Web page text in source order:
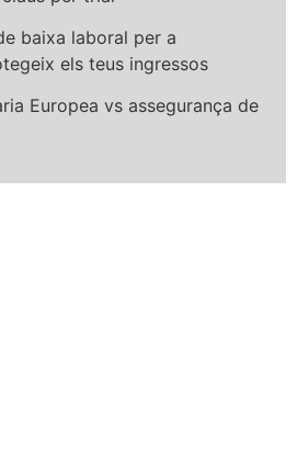
baixa laboral per a
els teus ingressos
Europea vs assegurança de